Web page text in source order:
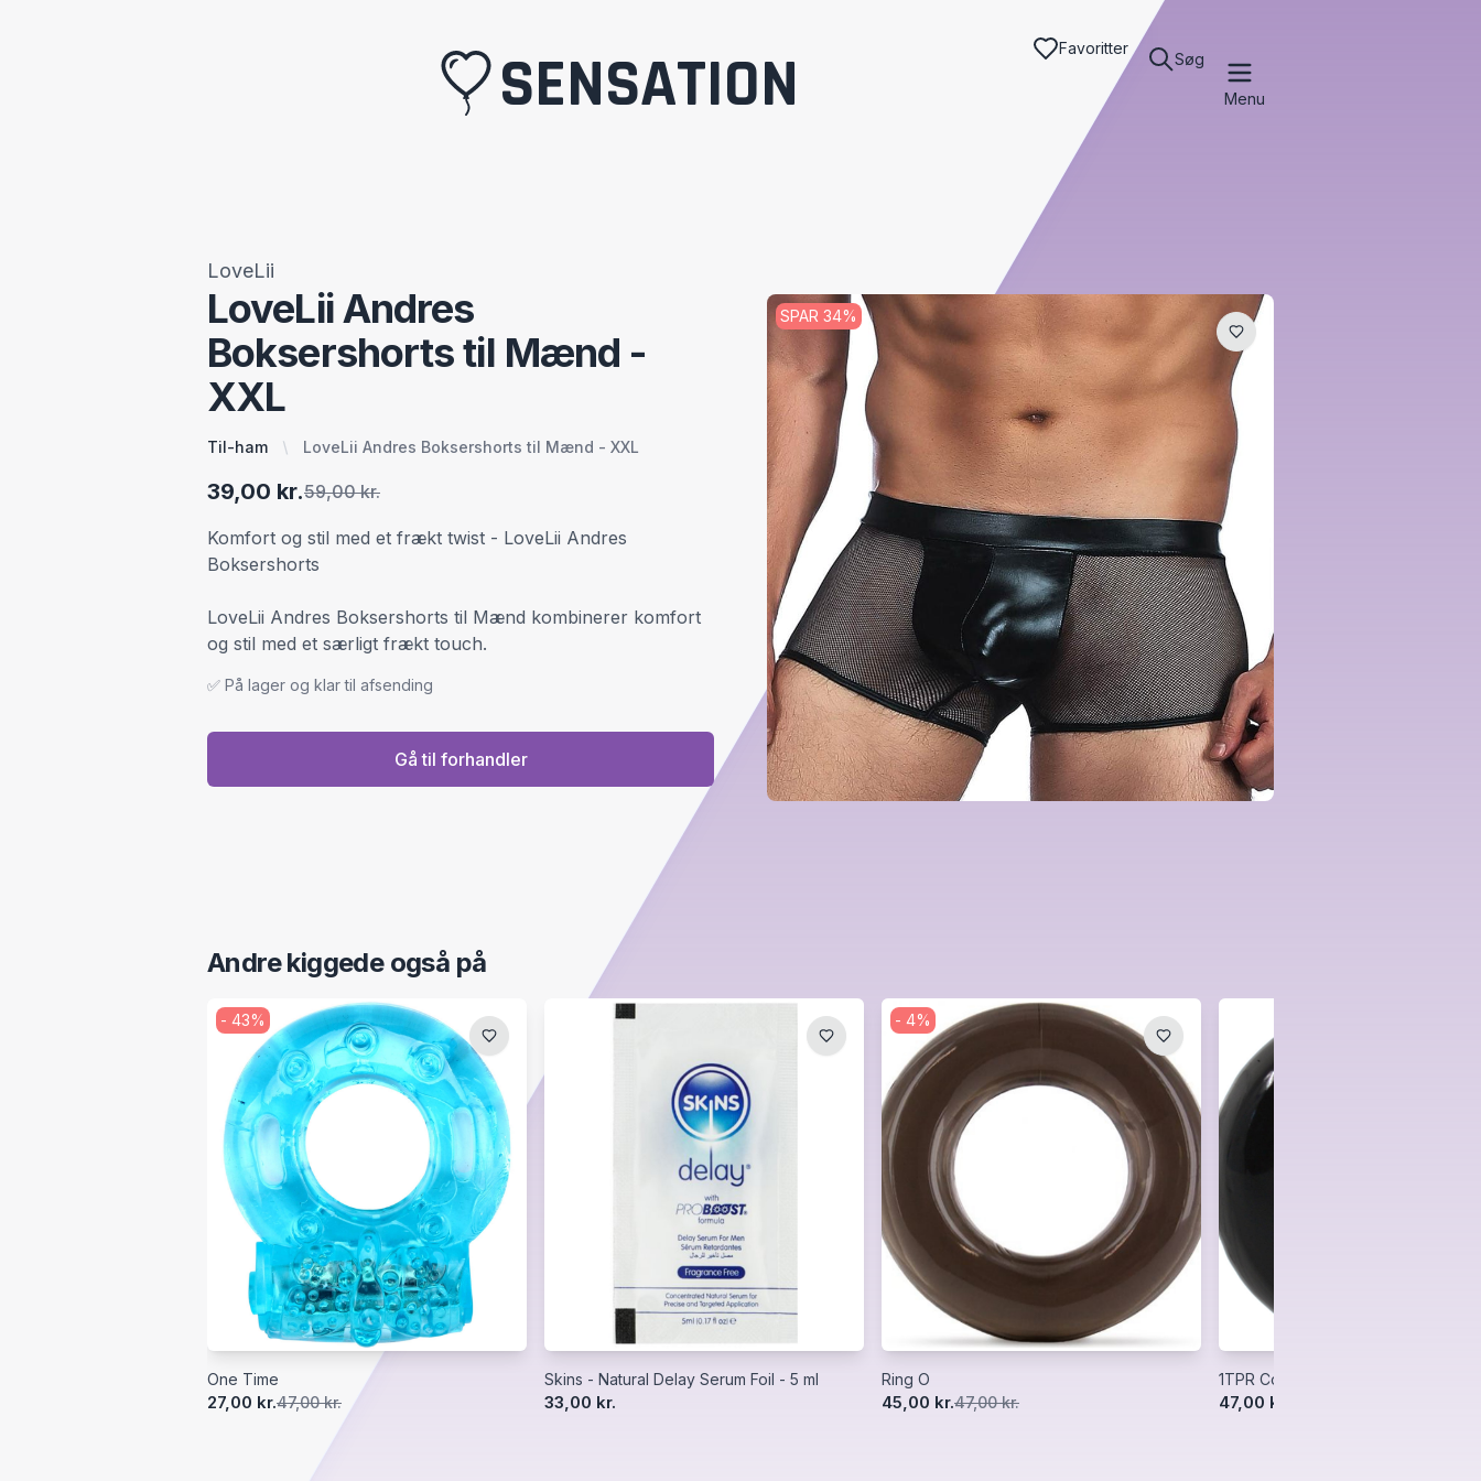
SENSATION Favoritter
Søg
Menu
LoveLii
LoveLii Andres
Boksershorts til Mænd -
XXL
Til-ham LoveLii Andres Boksershorts til Mænd - XXL
39,00 kr.59,00 kr.
Komfort og stil med et frækt twist - LoveLii Andres
Boksershorts
LoveLii Andres Boksershorts til Mænd kombinerer komfort
og stil med et særligt frækt touch.
✅ På lager og klar til afsending
Gå til forhandler
SPAR 34%
Andre kiggede også på
- 43%
One Time
27,00 kr.47,00 kr.
Skins - Natural Delay Serum Foil - 5 ml
33,00 kr.
- 4%
Ring O
45,00 kr.47,00 kr.
1TPR Cock Ring
47,00 kr.